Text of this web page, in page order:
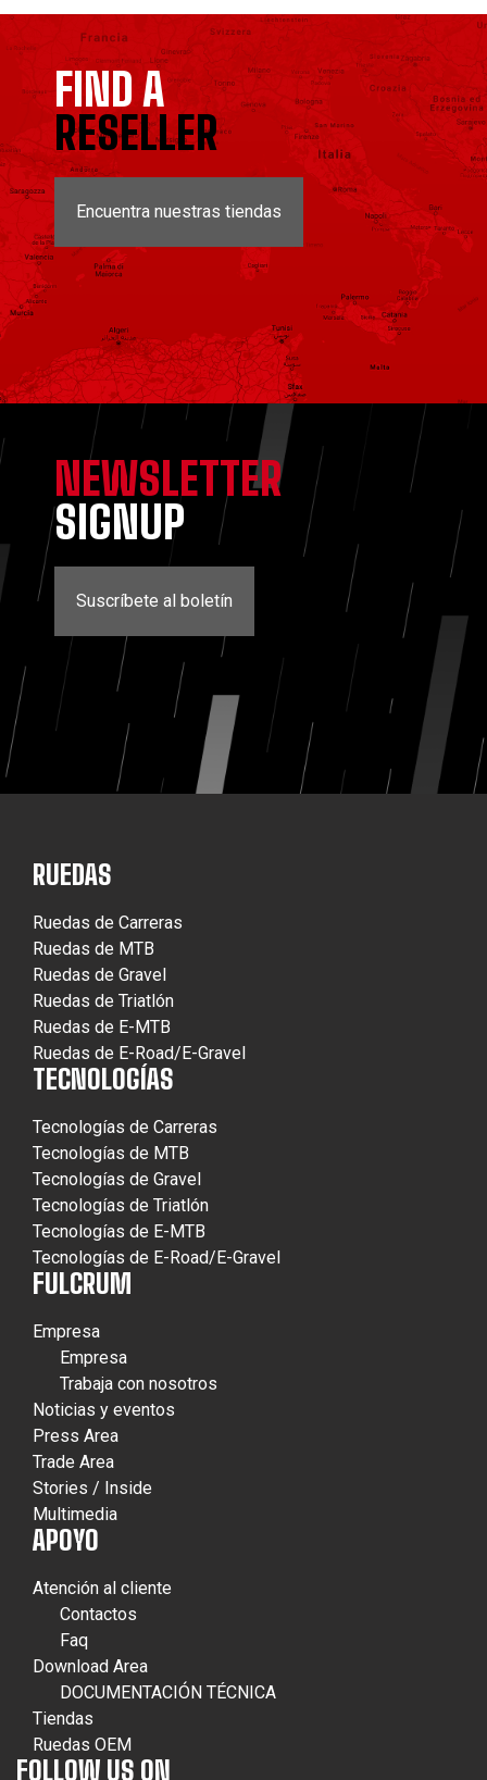
FIND A
RESELLER
Encuentra nuestras tiendas
NEWSLETTER
SIGNUP
Suscríbete al boletín
RUEDAS
Ruedas de Carreras
Ruedas de MTB
Ruedas de Gravel
Ruedas de Triatlón
Ruedas de E-MTB
Ruedas de E-Road/E-Gravel
TECNOLOGÍAS
Tecnologías de Carreras
Tecnologías de MTB
Tecnologías de Gravel
Tecnologías de Triatlón
Tecnologías de E-MTB
Tecnologías de E-Road/E-Gravel
FULCRUM
Empresa
Empresa
Trabaja con nosotros
Noticias y eventos
Press Area
Trade Area
Stories / Inside
Multimedia
APOYO
Atención al cliente
Contactos
Faq
Download Area
DOCUMENTACIÓN TÉCNICA
Tiendas
Ruedas OEM
FOLLOW US ON